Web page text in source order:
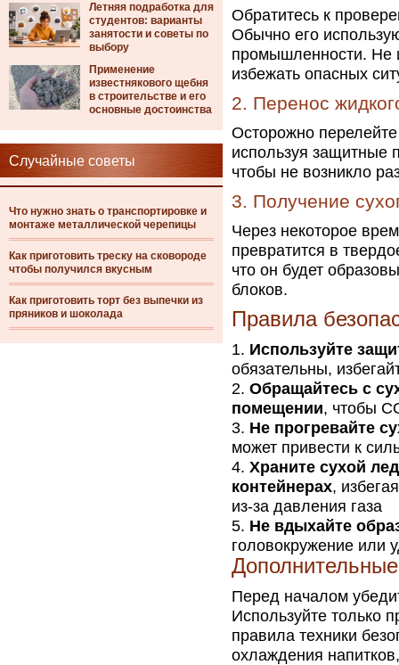
Летняя подработка для
студентов: варианты
занятости и советы по
выбору
Применение
известнякового щебня
в строительстве и его
основные достоинства
Случайные советы
Что нужно знать о транспортировке и
монтаже металлической черепицы
Как приготовить треску на сковороде
чтобы получился вкусным
Как приготовить торт без выпечки из
пряников и шоколада
Обратитесь к
Обычно его
промышленности. Не
избежать опасных
2. Перенос
Осторожно
используя защитные
чтобы не возникло
3. Получение
Через некоторое
превратится в
что он будет
блоков.
Правила
Используйте
обязательны,
Обращайтесь с
помещении, чтобы
Не прогревайте
может привести к
Храните сухой
контейнерах,
из-за давления газа
Не вдыхайте
головокружение или
Перед началом
Используйте только
правила техники
охлаждения